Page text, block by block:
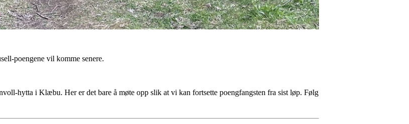
poengene vil komme senere.
hytta i Klæbu. Her er det bare å møte opp slik at vi kan fortsette poengfangsten fra sist løp. Følg